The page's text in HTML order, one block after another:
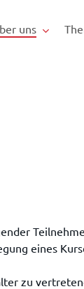
uns
eines
zu